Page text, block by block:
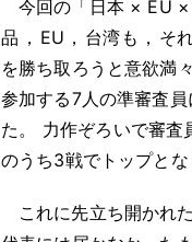
今回の「日本 × EU
品 ， EU ， 台湾も ， そ
を勝ち取ろうと意欲満
参加する7人の準審査員
た 。 力作ぞろいで審査
のうち3戦でトップとな
これに先立ち開かれ